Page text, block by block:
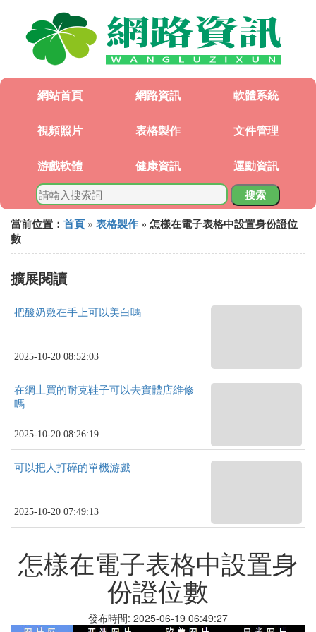
網站首頁 網路資訊 軟體系統
視頻照片 表格製作 文件管理
游戲軟體 健康資訊 運動資訊
搜索
當前位置： 首頁 » 表格製作 » 怎樣在電子表格中設置身份證位
數
擴展閱讀
把酸奶敷在手上可以美白嗎
2025-10-20 08:52:03
在網上買的耐克鞋子可以去實體店維修
嗎
2025-10-20 08:26:19
可以把人打碎的單機游戲
2025-10-20 07:49:13
怎樣在電子表格中設置身
份證位數
發布時間: 2025-06-19 06:49:27